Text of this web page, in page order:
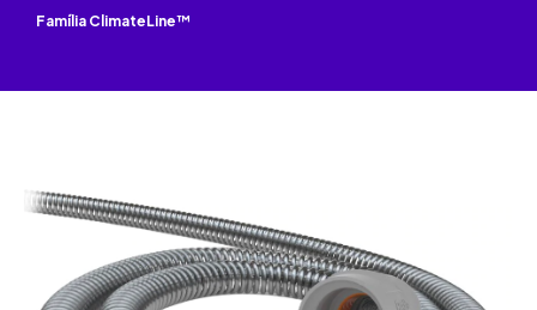
Família ClimateLine™